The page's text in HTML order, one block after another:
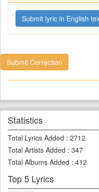
Submit lyric in English
Submit Correction
Statistics
Total Lyrics Added : 2712
Total Artists Added : 347
Total Albums Added : 412
Top 5 Lyrics